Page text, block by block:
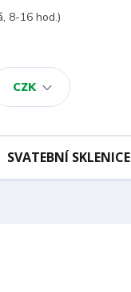
CZK
8-16 hod.)
SVATEBNÍ SKLENICE